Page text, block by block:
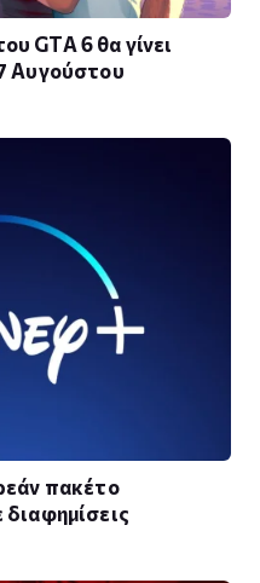
GTA 6 θα γίνει
Αυγούστου
πακέτο